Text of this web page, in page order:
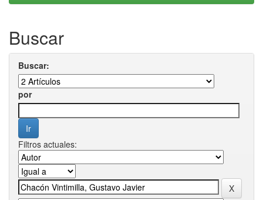
Buscar
Buscar:
por
Filtros actuales: